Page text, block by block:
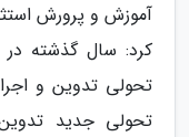
آموزش و پرورش
کرد: سال گذشته
تحولی جدید